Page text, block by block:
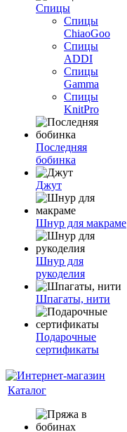
Спицы
Спицы
ChiaoGoo
Спицы
ADDI
Спицы
Gamma
Спицы
KnitPro
Последняя
бобинка
Джут
Шнур для макраме
Шнур для
рукоделия
Шпагаты, нити
Подарочные
сертификаты
Каталог